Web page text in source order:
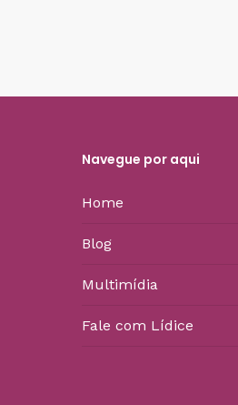
Navegue por aqui
Home
Blog
Multimídia
Fale com Lídice